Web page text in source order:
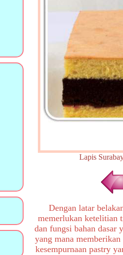
Lapis
Dengan latar
memerlukan ketelitian
dan fungsi bahan dasar
yang mana
kesempurnaan pastry